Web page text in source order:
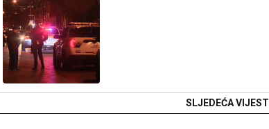
SLJEDEĆA VIJEST